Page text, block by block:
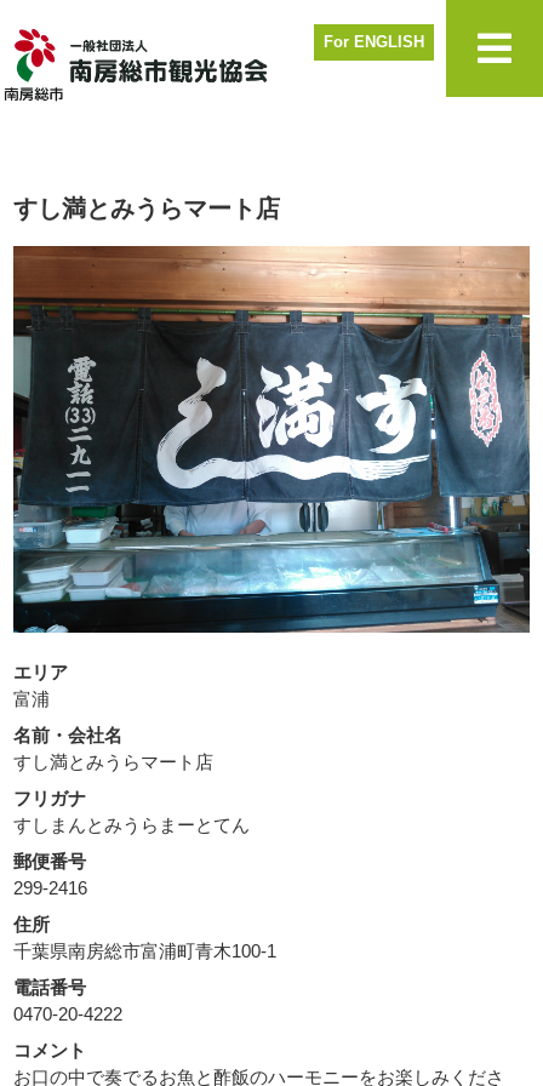
For ENGLISH
すし満とみうらマート店
エリア
富浦
名前・会社名
すし満とみうらマート店
フリガナ
すしまんとみうらまーとてん
郵便番号
299-2416
住所
千葉県南房総市富浦町青木100-1
電話番号
0470-20-4222
コメント
お口の中で奏でるお魚と酢飯のハーモニーをお楽しみくださ